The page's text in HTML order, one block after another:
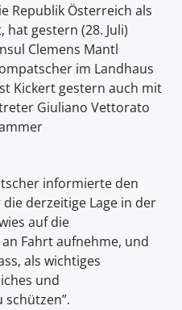
Republik Österreich als
gestern (28. Juli)
Clemens Mantl
im Landhaus
Kickert gestern auch mit
Giuliano Vettorato
informierte den
derzeitige Lage in der
auf die
Fahrt aufnehme, und
als wichtiges
und
schützen”.